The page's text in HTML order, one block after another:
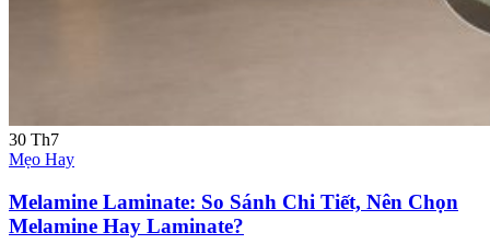
30 Th7
Mẹo Hay
Melamine Laminate: So Sánh Chi Tiết, Nên Chọn
Melamine Hay Laminate?